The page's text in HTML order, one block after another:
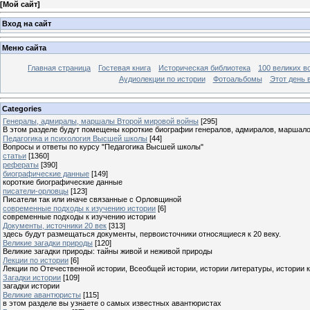
[Мой сайт]
Вход на сайт
Меню сайта
Главная страница Гостевая книга Историческая библиотека
100 великих
Аудиолекции по истории
Фотоальбомы Этот день
Categories
Генералы, адмиралы, маршалы Второй мировой войны [295]
В этом разделе будут помещены короткие биографии генералов, адмиралов,
Педагогика и психология Высшей школы [44]
Вопросы и ответы по курсу "Педагогика Высшей школы"
статьи [1360]
рефераты [390]
биографические данные [149]
короткие биографические данные
писатели-орловцы [123]
Писатели так или иначе связанные с Орловщиной
современные подходы к изучению истории [6]
современные подходы к изучению истории
Документы, источники 20 век [313]
здесь будут размещаться документы, первоисточники относящиеся к 20 веку.
Великие загадки природы [120]
Великие загадки природы: тайны живой и неживой природы
Лекции по истории [6]
Лекции по Отечественной истории, Всеобщей истории, истории литературы, истории
Загадки истории [109]
загадки истории
Великие авантюристы [115]
в этом разделе вы узнаете о самых известных авантюристах